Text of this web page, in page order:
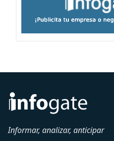
Informar, analizar, anticipar